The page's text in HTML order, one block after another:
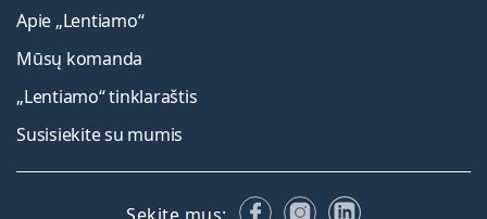
Apie „Lentiamo“
Mūsų komanda
„Lentiamo“ tinklaraštis
Susisiekite su mumis
FacebookInstagram
LinkedIn